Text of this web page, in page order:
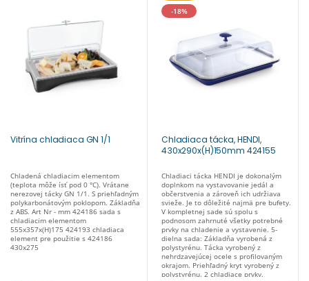
Vitrína chladiaca GN 1/1
Chladená chladiacim elementom
(teplota môže ísť pod 0 °C). Vrátane
nerezovej tácky GN 1/1. S priehľadným
polykarbonátovým poklopom. Základňa
z ABS. Art Nr - mm 424186 sada s
chladiacim elementom
555x357x(H)175 424193 chladiaca
element pre použitie s 424186
430x275
-18%
Chladiaca tácka, HENDI,
430x290x(H)150mm 424155
Chladiaci tácka HENDI je dokonalým
doplnkom na vystavovanie jedál a
občerstvenia a zároveň ich udržiava
svieže. Je to dôležité najmä pre bufety.
V kompletnej sade sú spolu s
podnosom zahrnuté všetky potrebné
prvky na chladenie a vystavenie. 5-
dielna sada: Základňa vyrobená z
polystyrénu. Tácka vyrobený z
nehrdzavejúcej ocele s profilovaným
okrajom. Priehľadný kryt vyrobený z
polystyrénu. 2 chladiace prvky.